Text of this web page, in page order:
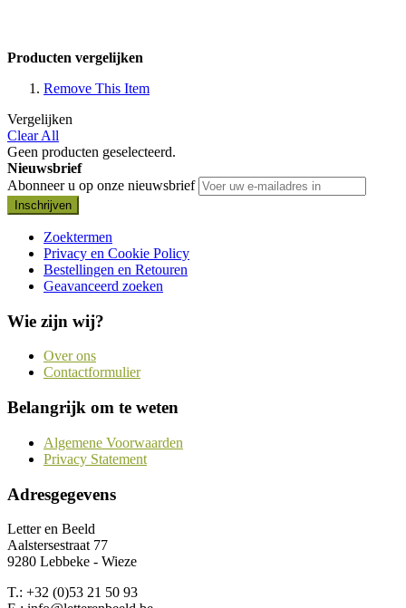
Producten vergelijken
Remove This Item
Vergelijken
Clear All
Geen producten geselecteerd.
Nieuwsbrief
Abonneer u op onze nieuwsbrief
Inschrijven
Zoektermen
Privacy en Cookie Policy
Bestellingen en Retouren
Geavanceerd zoeken
Wie zijn wij?
Over ons
Contactformulier
Belangrijk om te weten
Algemene Voorwaarden
Privacy Statement
Adresgegevens
Letter en Beeld
Aalstersestraat 77
9280 Lebbeke - Wieze
T.: +32 (0)53 21 50 93